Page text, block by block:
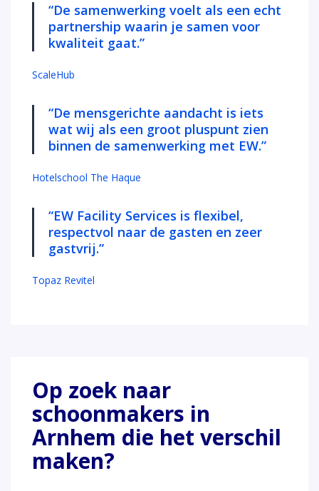
“De samenwerking voelt als een echt
partnership waarin je samen voor
kwaliteit gaat.”
ScaleHub
“De mensgerichte aandacht is iets
wat wij als een groot pluspunt zien
binnen de samenwerking met EW.”
Hotelschool The Haque
“EW Facility Services is flexibel,
respectvol naar de gasten en zeer
gastvrij.”
Topaz Revitel
Op zoek naar
schoonmakers in
Arnhem die het verschil
maken?